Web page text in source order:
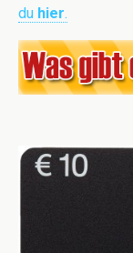
du hier.